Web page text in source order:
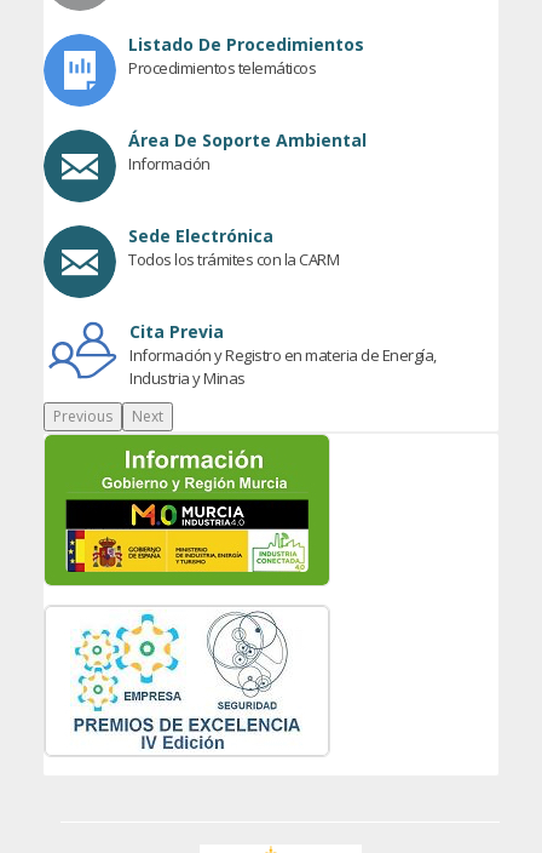
Listado De Procedimientos
Procedimientos telemáticos
Área De Soporte Ambiental
Información
Sede Electrónica
Todos los trámites con la CARM
Cita Previa
Información y Registro en materia de Energía,
Industria y Minas
Previous Next